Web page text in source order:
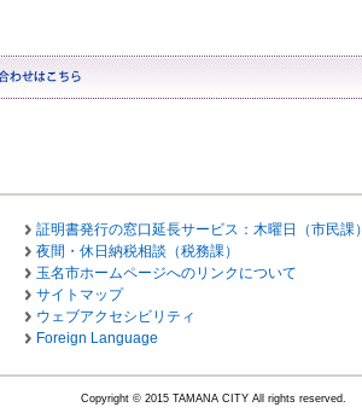
証明書発行の窓口延長サービス：木曜日（市民課）
夜間・休日納税相談（税務課）
玉名市ホームページへのリンクについて
サイトマップ
ウェブアクセシビリティ
Foreign Language
Copyright © 2015 TAMANA CITY All rights reserved.